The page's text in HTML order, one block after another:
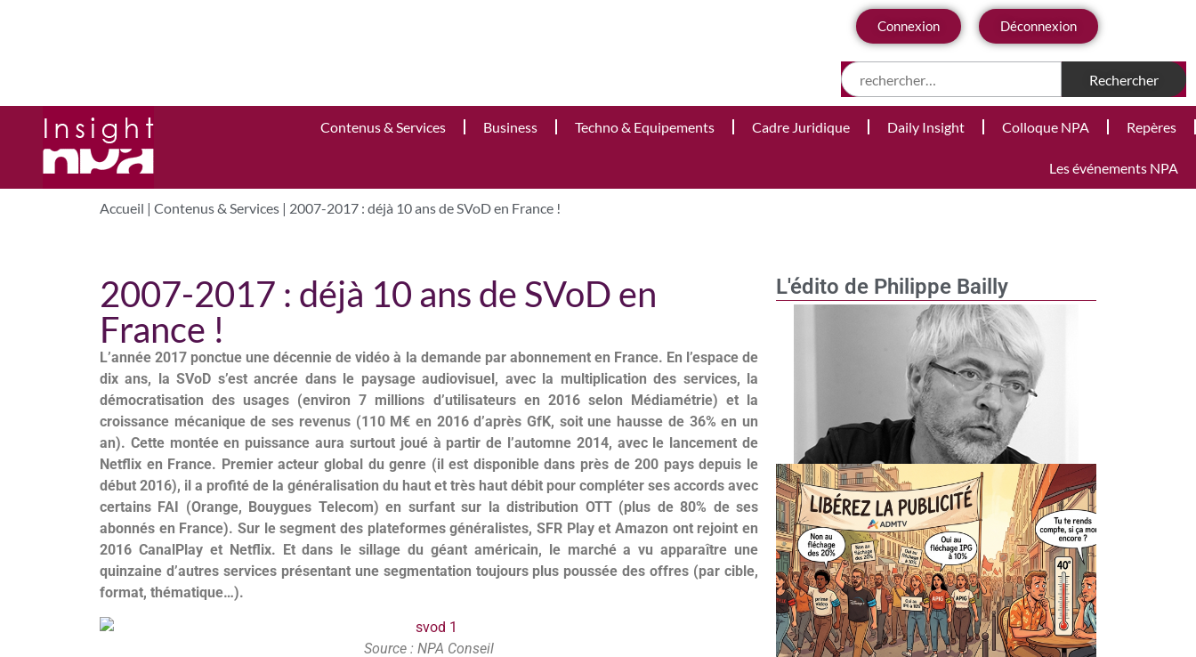
Connexion Déconnexion
Contenus & Services Business Techno & Equipements Cadre Juridique Daily Insight Colloque NPA Repères
Les événements NPA
Accueil | Contenus & Services | 2007-2017 : déjà 10 ans de SVoD en France !
L'édito de Philippe Bailly
2007-2017 : déjà 10 ans de SVoD en
France !
L’année 2017 ponctue une décennie de vidéo à la demande par abonnement en France. En l’espace de
dix ans, la SVoD s’est ancrée dans le paysage audiovisuel, avec la multiplication des services, la
démocratisation des usages (environ 7 millions d’utilisateurs en 2016 selon Médiamétrie) et la
croissance mécanique de ses revenus (110 M€ en 2016 d’après GfK, soit une hausse de 36% en un
an). Cette montée en puissance aura surtout joué à partir de l’automne 2014, avec le lancement de
Netflix en France. Premier acteur global du genre (il est disponible dans près de 200 pays depuis le
début 2016), il a profité de la généralisation du haut et très haut débit pour compléter ses accords avec
certains FAI (Orange, Bouygues Telecom) en surfant sur la distribution OTT (plus de 80% de ses
abonnés en France). Sur le segment des plateformes généralistes, SFR Play et Amazon ont rejoint en
2016 CanalPlay et Netflix. Et dans le sillage du géant américain, le marché a vu apparaître une
quinzaine d’autres services présentant une segmentation toujours plus poussée des offres (par cible,
format, thématique…).
Source : NPA Conseil